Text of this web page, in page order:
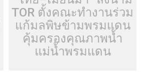
TOR ตั้งคณะทำงานร่วม
แก้มลพิษข้ามพรมแดน
คุ้มครองคุณภาพน้ำ
แม่น้ำพรมแดน